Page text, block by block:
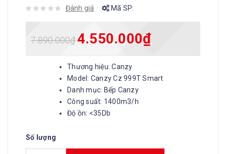
Đánh giá Mã SP:
7.890.000₫4.550.000₫
Thương hiệu: Canzy
Model: Canzy Cz 999T Smart
Danh mục: Bếp Canzy
Công suất: 1400m3/h
Độ ồn: <35Db
Số lượng